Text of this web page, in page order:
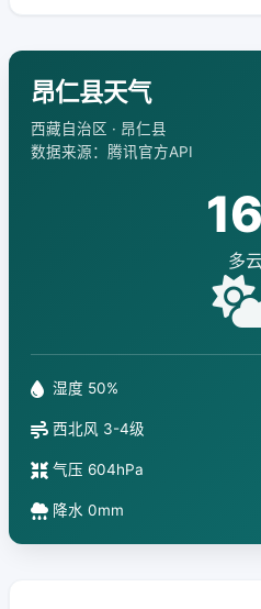
昂仁县天气
西藏自治区 · 昂仁县
数据来源：腾讯官方API
多
湿度 50%
西北风 3-4级
气压 604hPa
降水 0mm